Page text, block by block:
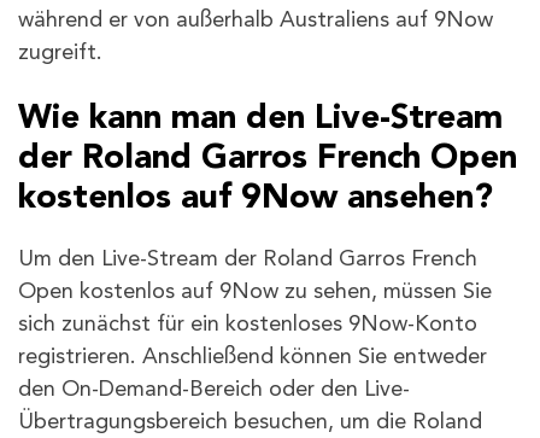
während er von außerhalb Australiens auf 9Now
zugreift.
Wie kann man den Live-Stream
der Roland Garros French Open
kostenlos auf 9Now ansehen?
Um den Live-Stream der Roland Garros French
Open kostenlos auf 9Now zu sehen, müssen Sie
sich zunächst für ein kostenloses 9Now-Konto
registrieren. Anschließend können Sie entweder
den On-Demand-Bereich oder den Live-
Übertragungsbereich besuchen, um die Roland